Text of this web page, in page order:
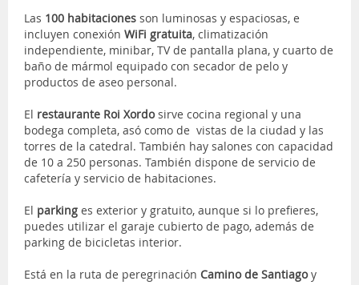
Las 100 habitaciones son luminosas y espaciosas, e
incluyen conexión WiFi gratuita, climatización
independiente, minibar, TV de pantalla plana, y cuarto de
baño de mármol equipado con secador de pelo y
productos de aseo personal.
El restaurante Roi Xordosirve cocina regional y una
bodega completa, asó como de vistas de la ciudad y las
torres de la catedral. También hay salones con capacidad
de 10 a 250 personas. También dispone de servicio de
cafetería y servicio de habitaciones.
El parking es exterior y gratuito, aunque si lo prefieres,
puedes utilizar el garaje cubierto de pago, además de
parking de bicicletas interior.
Está en la ruta de peregrinación Camino de Santiagoy